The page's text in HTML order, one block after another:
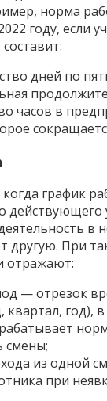
норма
году, если
дней по
часов в
график
действующего
в
другую. При
отражают:
— отрезок
квартал, год),
смены;
из одной
при